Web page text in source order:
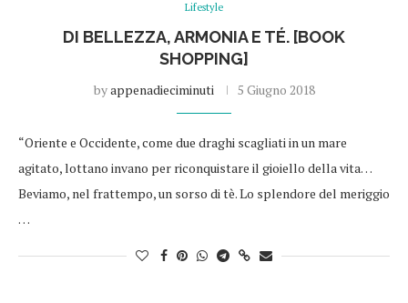
Lifestyle
DI BELLEZZA, ARMONIA E TÉ. [BOOK
SHOPPING]
byappenadieciminuti 5 Giugno 2018
“Oriente e Occidente, come due draghi scagliati in un mare
agitato, lottano invano per riconquistare il gioiello della vita…
Beviamo, nel frattempo, un sorso di tè. Lo splendore del meriggio
…